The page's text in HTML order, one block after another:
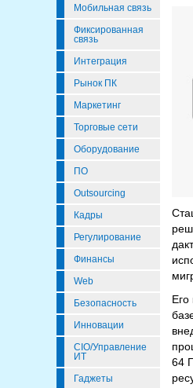
Мобильная связь
Фиксированная
связь
Интеграция
Рынок ПК
Маркетинг
Торговые сети
Оборудование
ПО
Outsourcing
Кадры
Регулирование
Финансы
Web
Безопасность
Инновации
CIO/Управление
ИТ
Гаджеты
64